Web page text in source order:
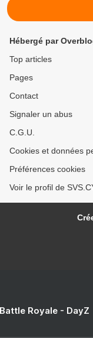
Hébergé par
Top articles
Pages
Contact
Signaler un abus
C.G.U.
Cookies et données
Préférences cookies
Voir le profil de
Royale - DayZ